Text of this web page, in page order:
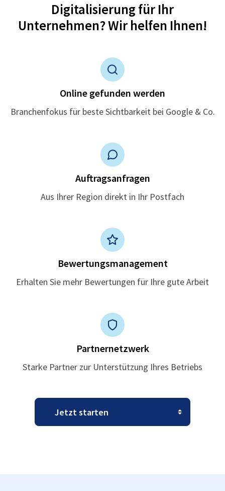
Digitalisierung für Ihr
Unternehmen? Wir helfen Ihnen!
Online gefunden werden
Branchenfokus für beste Sichtbarkeit bei Google & Co.
Auftragsanfragen
Aus Ihrer Region direkt in Ihr Postfach
Bewertungsmanagement
Erhalten Sie mehr Bewertungen für Ihre gute Arbeit
Partnernetzwerk
Starke Partner zur Unterstützung Ihres Betriebs